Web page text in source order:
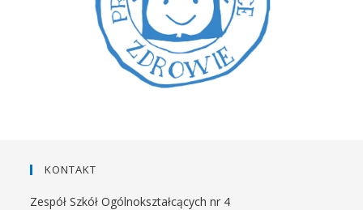
KONTAKT
Zespół Szkół Ogólnokształcących nr 4